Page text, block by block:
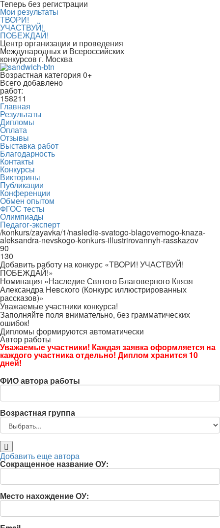
Теперь без регистрации
Мои результаты
ТВОРИ!
УЧАСТВУЙ!
ПОБЕЖДАЙ!
Центр организации и проведения
Международных и Всероссийских
конкурсов г. Москва
Возрастная категория 0+
Всего добавлено
работ:
158211
Главная
Результаты
Дипломы
Оплата
Отзывы
Выставка работ
Благодарность
Контакты
Конкурсы
Викторины
Публикации
Конференции
Обмен опытом
ФГОС тесты
Олимпиады
Педагог-эксперт
/konkurs/zayavka/1/nasledie-svatogo-blagovernogo-knaza-
aleksandra-nevskogo-konkurs-illustrirovannyh-rasskazov
90
130
Добавить работу на конкурс «ТВОРИ! УЧАСТВУЙ!
ПОБЕЖДАЙ!»
Номинация «Наследие Святого Благоверного Князя
Александра Невского (Конкурс иллюстрированных
рассказов)»
Уважаемые участники конкурса!
Заполняйте поля внимательно, без грамматических
ошибок!
Дипломы формируются автоматически
Автор работы
Уважаемые участники! Каждая заявка оформляется на
каждого участника отдельно! Диплом хранится 10
дней!
ФИО автора работы
Возрастная группа
Добавить еще автора
Сокращенное название ОУ:
Место нахождение ОУ: